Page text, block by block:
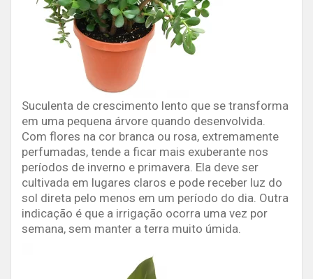
Suculenta de crescimento lento que se transforma
em uma pequena árvore quando desenvolvida.
Com flores na cor branca ou rosa, extremamente
perfumadas, tende a ficar mais exuberante nos
períodos de inverno e primavera. Ela deve ser
cultivada em lugares claros e pode receber luz do
sol direta pelo menos em um período do dia. Outra
indicação é que a irrigação ocorra uma vez por
semana, sem manter a terra muito úmida.